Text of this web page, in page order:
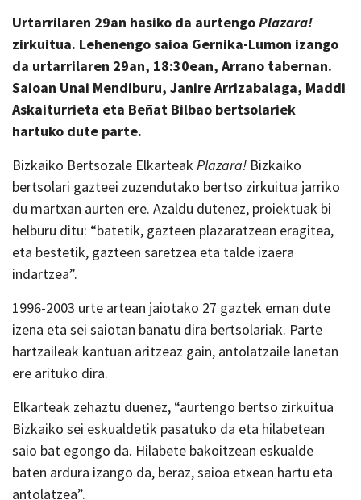
Urtarrilaren 29an hasiko da aurtengoPlazara!
zirkuitua. Lehenengo saioa Gernika-Lumon izango
da urtarrilaren 29an, 18:30ean, Arrano tabernan.
Saioan Unai Mendiburu, Janire Arrizabalaga, Maddi
Askaiturrieta eta Beñat Bilbao bertsolariek
hartuko dute parte.
Bizkaiko Bertsozale Elkarteak Plazara! Bizkaiko
bertsolari gazteei zuzendutako bertso zirkuitua jarriko
du martxan aurten ere. Azaldu dutenez, proiektuak bi
helburu ditu: “batetik, gazteen plazaratzean eragitea,
eta bestetik, gazteen saretzea eta talde izaera
indartzea”.
1996-2003 urte artean jaiotako 27 gaztek eman dute
izena eta sei saiotan banatu dira bertsolariak. Parte
hartzaileak kantuan aritzeaz gain, antolatzaile lanetan
ere arituko dira.
Elkarteak zehaztu duenez, “aurtengo bertso zirkuitua
Bizkaiko sei eskualdetik pasatuko da eta hilabetean
saio bat egongo da. Hilabete bakoitzean eskualde
baten ardura izango da, beraz, saioa etxean hartu eta
antolatzea”.